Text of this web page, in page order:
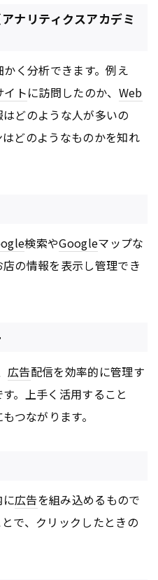
ナリティクスアカデミ
く分析できます。例え
イトに訪問したのか、 Web
どのような人が多いの
どのようなものかを知れ
検索やGoogleマップな
の情報を表示し管理でき
広告配信を効率的に管理す
。上手く活用すること
つながります。
に広告を組み込めるもので
で、クリックしたときの